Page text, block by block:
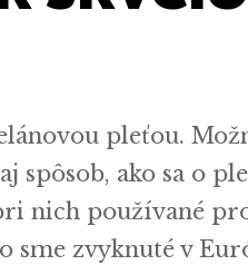
pleťou.
spôsob, ako sa o
nich používané
sme zvyknuté v